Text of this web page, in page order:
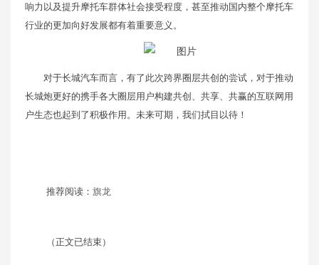
响力以及提升摩托车群体社会接受程度，甚至推动国内整个摩托车
行业的更加向好发展都有着重要意义。
对于长城汽车而言，有了此次跨界圈层共创的尝试，对于推动
长城炮更好的携手各大圈层用户构建共创、共享、共赢的互联网用
户生态也起到了积极作用。未来可期，我们拭目以待！
推荐阅读： 旗龙
（正文已结束）